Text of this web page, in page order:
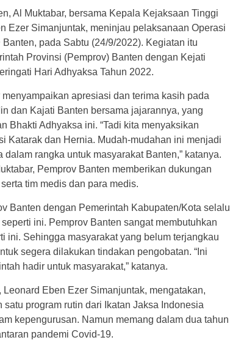
Al Muktabar, bersama Kepala Kejaksaan Tinggi
Ezer Simanjuntak, meninjau pelaksanaan Operasi
pada Sabtu (24/9/2022). Kegiatan itu
Provinsi (Pemprov) Banten dengan Kejati
Hari Adhyaksa Tahun 2022.
apresiasi dan terima kasih pada
dan Kajati Banten bersama jajarannya, yang
Bhakti Adhyaksa ini. “Tadi kita menyaksikan
Katarak dan Hernia. Mudah-mudahan ini menjadi
rangka untuk masyarakat Banten,” katanya.
Pemprov Banten memberikan dukungan
tim medis dan para medis.
Banten dengan Pemerintah Kabupaten/Kota selalu
ini. Pemprov Banten sangat membutuhkan
ini. Sehingga masyarakat yang belum terjangkau
segera dilakukan tindakan pengobatan. “Ini
hadir untuk masyarakat,” katanya.
Eben Ezer Simanjuntak, mengatakan,
program rutin dari Ikatan Jaksa Indonesia
kepengurusan. Namun memang dalam dua tahun
pandemi Covid-19.